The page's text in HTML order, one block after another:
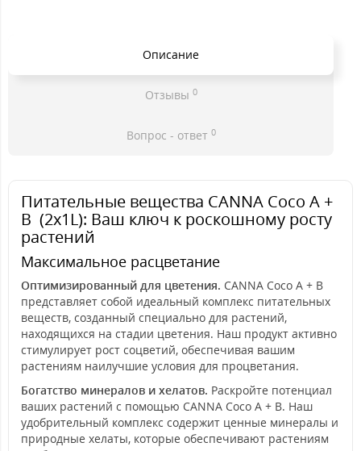
Описание
Отзывы 0
Вопрос - ответ 0
Питательные вещества CANNA Coco A +
B (2x1L): Ваш ключ к роскошному росту
растений
Максимальное расцветание
Оптимизированный для цветения. CANNA Coco A + B
представляет собой идеальный комплекс питательных
веществ, созданный специально для растений,
находящихся на стадии цветения. Наш продукт активно
стимулирует рост соцветий, обеспечивая вашим
растениям наилучшие условия для процветания.
Богатство минералов и хелатов. Раскройте потенциал
ваших растений с помощью CANNA Coco A + B. Наш
удобрительный комплекс содержит ценные минералы и
природные хелаты, которые обеспечивают растениям